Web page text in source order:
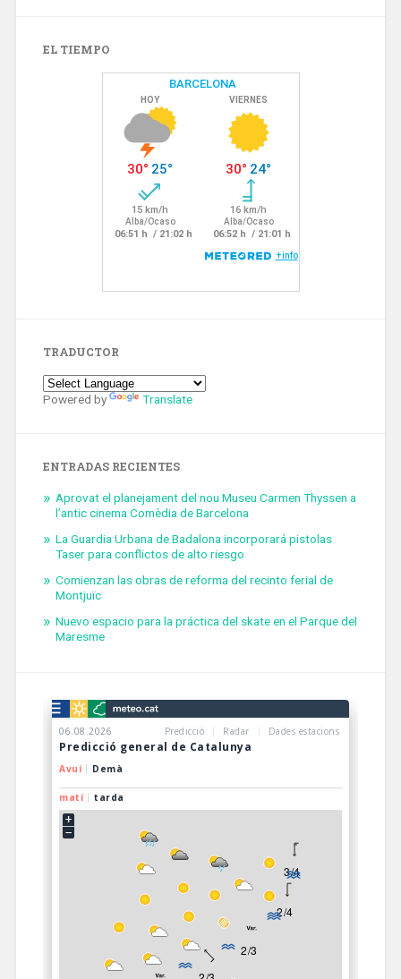
EL TIEMPO
TRADUCTOR
Powered by Translate
ENTRADAS RECIENTES
Aprovat el planejament del nou Museu Carmen Thyssen a
l’antic cinema Comèdia de Barcelona
La Guardia Urbana de Badalona incorporará pistolas
Taser para conflictos de alto riesgo
Comienzan las obras de reforma del recinto ferial de
Montjuïc
Nuevo espacio para la práctica del skate en el Parque del
Maresme